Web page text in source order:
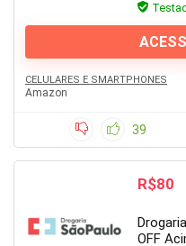
CELULARES E SMARTPHONES
Amazon
39
R$80
OFF